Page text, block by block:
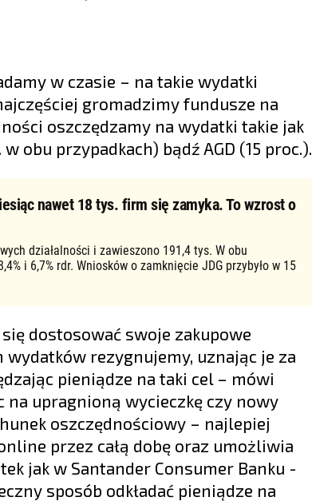
w czasie – na takie wydatki
gromadzimy fundusze na
oszczędzamy na wydatki takie jak
obu przypadkach) bądź AGD (15 proc.).
nawet 18 tys. firm się zamyka. To wzrost o
działalności i zawieszono 191,4 tys. W obu
i 6,7% rdr. Wniosków o zamknięcie JDG przybyło w 15
dostosować swoje zakupowe
rezygnujemy, uznając je za
pieniądze na taki cel – mówi
na upragnioną wycieczkę czy nowy
oszczędnościowy – najlepiej
przez całą dobę oraz umożliwia
jak w Santander Consumer Banku -
sposób odkładać pieniądze na